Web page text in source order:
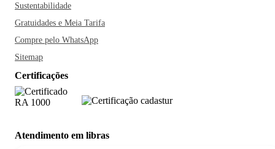
Sustentabilidade
Gratuidades e Meia Tarifa
Compre pelo WhatsApp
Sitemap
Certificações
Atendimento em libras